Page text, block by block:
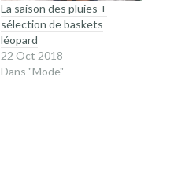
La saison des pluies +
sélection de baskets
léopard
22 Oct 2018
Dans "Mode"